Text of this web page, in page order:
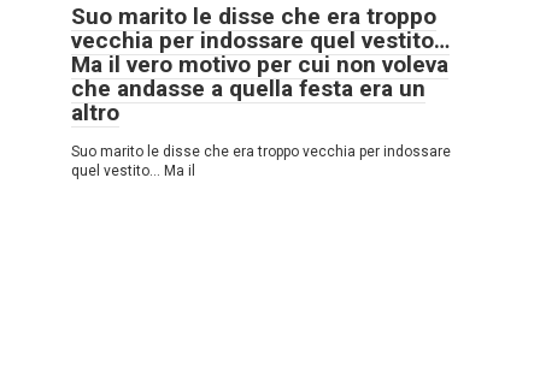
Suo marito le disse che era troppo
vecchia per indossare quel vestito…
Ma il vero motivo per cui non voleva
che andasse a quella festa era un
altro
Suo marito le disse che era troppo vecchia per indossare
quel vestito… Ma il